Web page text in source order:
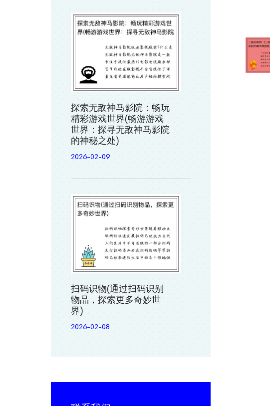
探索无敌神马影院：畅玩
精彩游戏世界(畅游游戏
世界：探寻无敌神马影院
的神秘之处)
2026-02-09
扫码识物(通过扫码识别
物品，探索更多奇妙世
界)
2026-02-08